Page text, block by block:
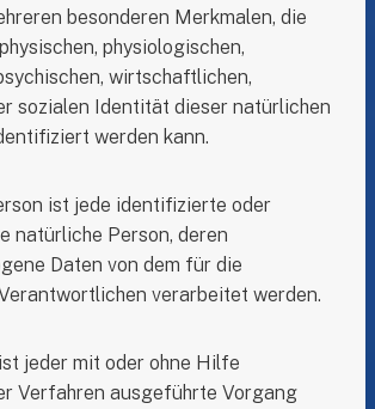
besonderen Merkmalen, die
physiologischen,
wirtschaftlichen,
sozialen Identität dieser natürlichen
werden kann.
ist jede identifizierte oder
natürliche Person, deren
Daten von dem für die
verarbeitet werden.
jeder mit oder ohne Hilfe
Verfahren ausgeführte Vorgang